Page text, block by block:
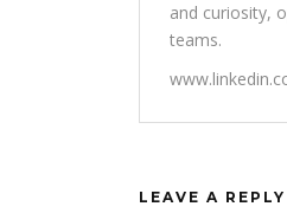
and curiosity,
teams.
LEAVE A REPLY